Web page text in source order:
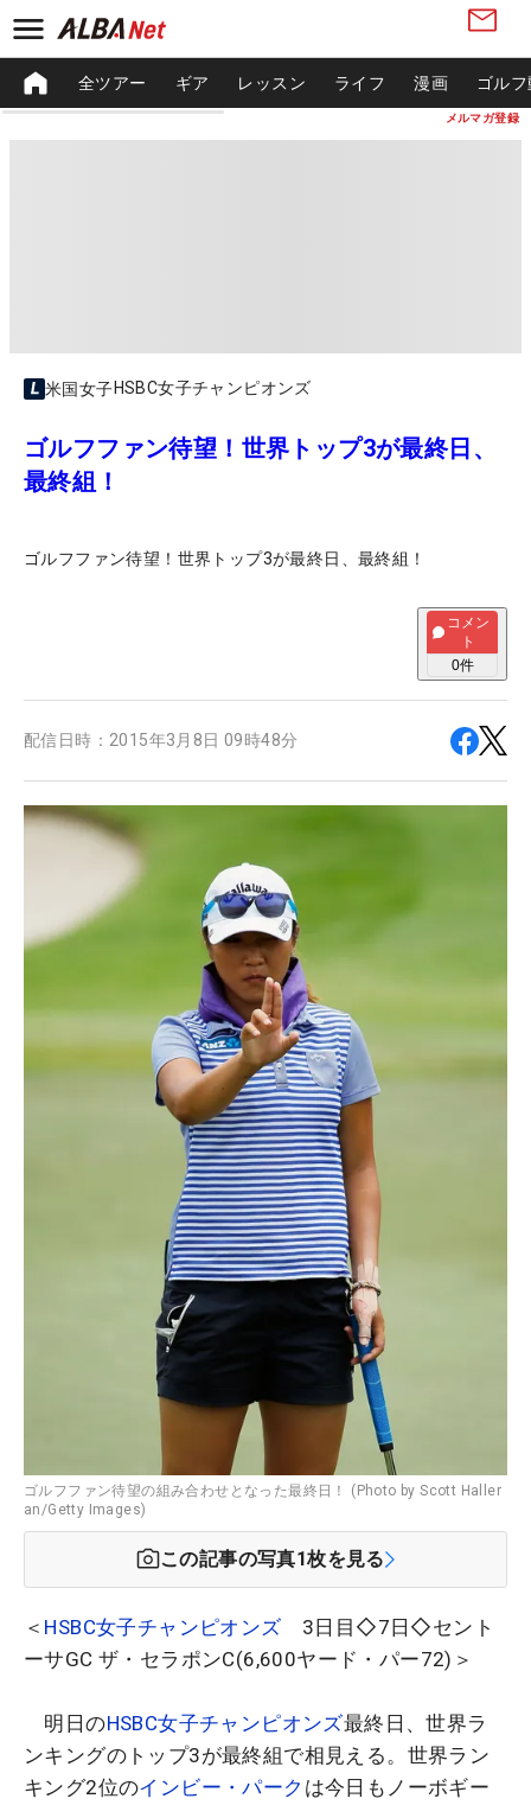
メルマガ登録
全ツアー ギア レッスン ライフ 漫画 ゴル
米国女子HSBC女子チャンピオンズ
ゴルフファン待望！世界トップ3が最終日、
最終組！
ゴルフファン待望！世界トップ3が最終日、最終組！
コメン
ト
0件
配信日時： 2015年3月8日 09時48分
ゴルフファン待望の組み合わせとなった最終日！ (Photo by Scott Haller
an/Getty Images)
この記事の写真1枚を見る
＜ HSBC女子チャンピオンズ 3日目◇7日◇セント
ーサGC ザ・セラポンC(6,600ヤード・パー72)＞
明日のHSBC女子チャンピオンズ最終日、世界ラ
ンキングのトップ3が最終組で相見える。世界ラン
キング2位のインビー・パーク は今日もノーボギー